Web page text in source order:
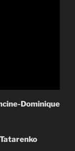
Dominique